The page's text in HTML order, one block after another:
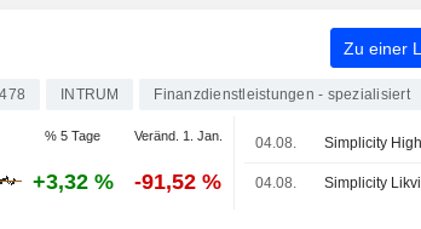
Zu einer
INTRUM Finanzdienstleistungen - spezialisiert
% 5 Tage Veränd. 1. Jan.
+3,32 % -91,52 %
04.08.
04.08.